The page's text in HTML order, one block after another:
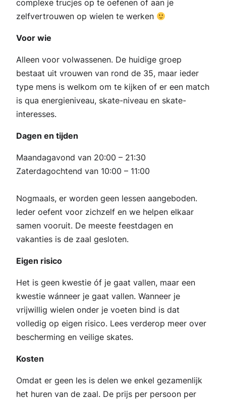
complexe trucjes op te oefenen of aan je
zelfvertrouwen op wielen te werken
Voor wie
Alleen voor volwassenen. De huidige groep
bestaat uit vrouwen van rond de 35, maar ieder
type mens is welkom om te kijken of er een match
is qua energieniveau, skate-niveau en skate-
interesses.
Dagen en tijden
Maandagavond van 20:00 – 21:30
Zaterdagochtend van 10:00 – 11:00
Nogmaals, er worden geen lessen aangeboden.
Ieder oefent voor zichzelf en we helpen elkaar
samen vooruit. De meeste feestdagen en
vakanties is de zaal gesloten.
Eigen risico
Het is geen kwestie óf je gaat vallen, maar een
kwestie wánneer je gaat vallen. Wanneer je
vrijwillig wielen onder je voeten bind is dat
volledig op eigen risico. Lees verderop meer over
bescherming en veilige skates.
Kosten
Omdat er geen les is delen we enkel gezamenlijk
het huren van de zaal. De prijs per persoon per